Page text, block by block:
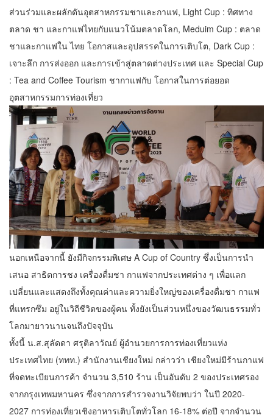
ส่วนร่วมและผลักดันอุตสาหกรรมชาและกาแฟ, Light Cup : ทิศทาง
ตลาด ชา และกาแฟไทยกับแนวโน้มตลาดโลก, Meduim Cup : ตลาด
ชาและกาแฟใน ไทย โอกาสและอุปสรรคในการเติบโต, Dark Cup :
เจาะลึก การส่งออก และการเข้าสู่ตลาดต่างประเทศ และ Special Cup
: Tea and Coffee Tourism ชากาแฟกับ โอกาสในการต่อยอด
อุตสาหกรรมการท่องเที่ยว
นอกเหนือจากนี้ ยังมีกิจกรรมพิเศษ A Cup of Country ซึ่งเป็นการนํา
เสนอ สาธิตการชง เครื่องดื่มชา กาแฟจากประเทศต่าง ๆ เพื่อแลก
เปลี่ยนและแสดงถึงทั้งคุณค่าและความยิ่งใหญ่ของเครื่องดื่มชา กาแฟ
ที่แทรกซึม อยู่ในวิถีชีวิตของผู้คน ทั้งยังเป็นส่วนหนึ่งของวัฒนธรรมทั่ว
โลกมายาวนานจนถึงปัจจุบัน
ทั้งนี้ น.ส.สุลัดดา ศรุติลาวัณย์ ผู้อํานวยการการท่องเที่ยวแห่ง
ประเทศไทย (ททท.) สํานักงานเชียงใหม่ กล่าวว่า เชียงใหม่มีร้านกาแฟ
ที่จดทะเบียนการค้า จำนวน 3,510 ร้าน เป็นอันดับ 2 ของประเทศรอง
จากกรุงเทพมหานคร ซึ่งจากการสำรวจงานวิจัยพบว่า ในปี 2020-
2027 การท่องเที่ยวเชิงอาหารเติบโตทั่วโลก 16-18% ต่อปี จากจำนวน